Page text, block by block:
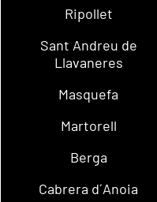
Ripollet
Sant Andreu de
Llavaneres
Masquefa
Martorell
Berga
Cabrera d´Anoia